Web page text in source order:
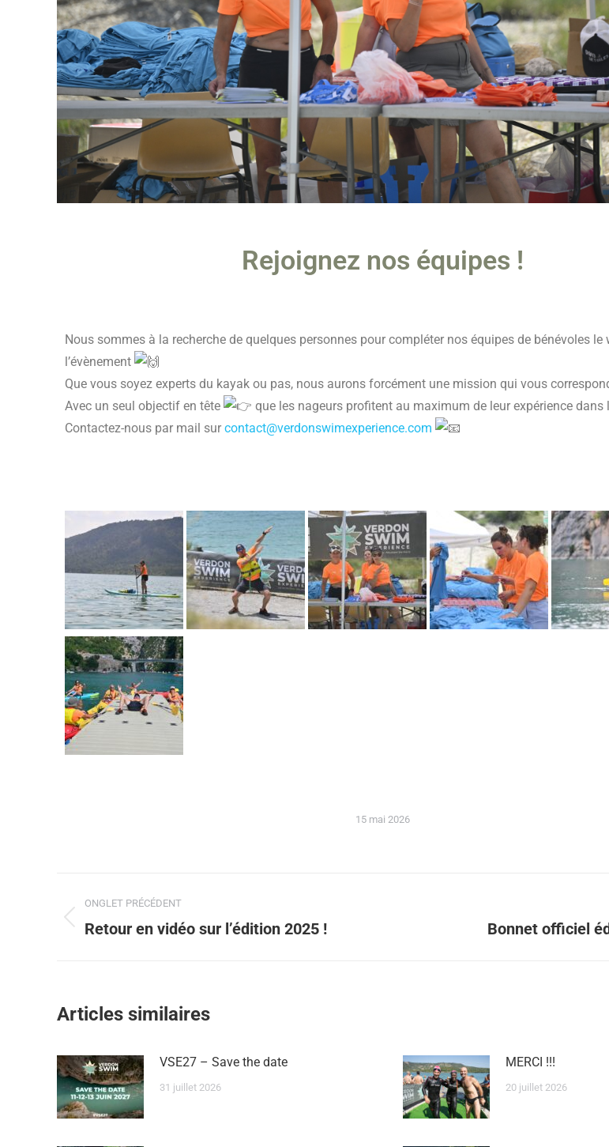
Rejoignez nos équipes !
Nous sommes à la recherche de quelques personnes pour compléter nos équipes de bénévoles le
l’évènement
Que vous soyez experts du kayak ou pas, nous aurons forcément une mission qui vous
Avec un seul objectif en tête
que les nageurs profitent au maximum de leur expérience dans
Contactez-nous par mail sur contact@verdonswimexperience.com
15 mai 2026
ONGLET PRÉCÉDENT
Retour en vidéo sur l’édition 2025 ! Bonnet officiel
Articles similaires
VSE27 – Save the date
31 juillet 2026
MERCI !!!
20 juillet 2026